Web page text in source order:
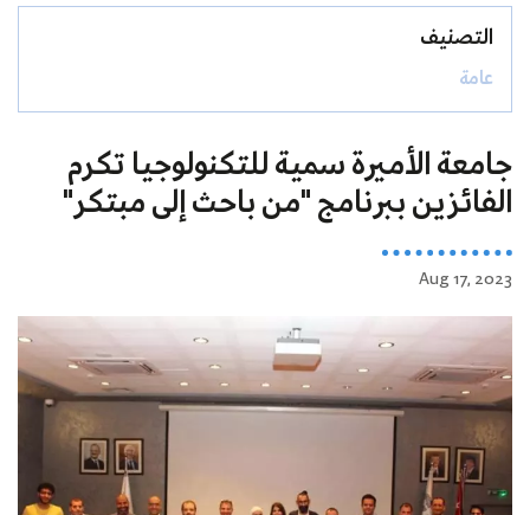
التصنيف
عامة
جامعة الأميرة سمية للتكنولوجيا تكرم
الفائزين ببرنامج "من باحث إلى مبتكر"
Aug 17, 2023